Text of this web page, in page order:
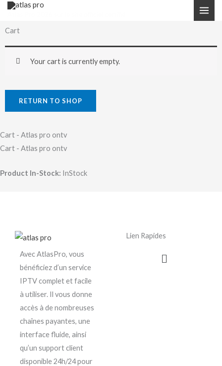
Skip
content
Cart
Your cart is currently empty.
RETURN TO SHOP
Cart - Atlas pro ontv
Cart - Atlas pro ontv
Product In-Stock: InStock
Avec AtlasPro, vous
bénéficiez d’un service
IPTV complet et facile
à utiliser. Il vous donne
accès à de nombreuses
chaînes payantes, une
interface fluide, ainsi
qu’un support client
disponible 24h/24 pour
Lien Rapides
Menu